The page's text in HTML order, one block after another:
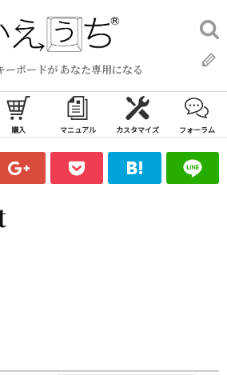
ーボードが あなた専用になる
検
索:
購入 マニュアル カスタマイズ フォーラム